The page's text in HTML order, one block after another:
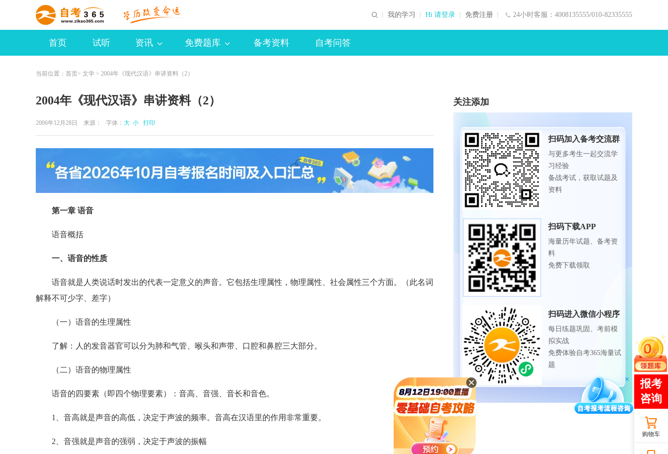
24小时客服：4008135555/010-82335555
我的学习 Hi 请登录 免费注册
首页 试听 资讯 免费题库 备考资料 自考问答
当前位置： 首页> 文学 > 2004年《现代汉语》串讲资料（2）
2004年《现代汉语》串讲资料（2）
2006年12月28日 来源： 字体： 大 小 打印
第一章 语音
语音概括
一、语音的性质
语音就是人类说话时发出的代表一定意义的声音。它包括生理属性，物理属性、社会属性三个方面。（此名词
解释不可少字、差字）
（一）语音的生理属性
了解：人的发音器官可以分为肺和气管、喉头和声带、口腔和鼻腔三大部分。
（二）语音的物理属性
语音的四要素（即四个物理要素）：音高、音强、音长和音色。
1、音高就是声音的高低，决定于声波的频率。音高在汉语里的作用非常重要。
2、音强就是声音的强弱，决定于声波的振幅
关注添加
扫码加入备考交流群
与更多考生一起交流学
习经验
备战考试，获取试题及
资料
扫码下载APP
海量历年试题、备考资
料
免费下载领取
扫码进入微信小程序
每日练题巩固、考前模
拟实战
免费体验自考365海量试
题
购物车